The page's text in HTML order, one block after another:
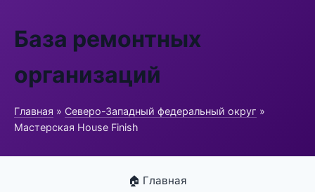
База ремонтных
организаций
Главная » Северо-Западный федеральный округ »
Мастерская House Finish
🏠 Главная